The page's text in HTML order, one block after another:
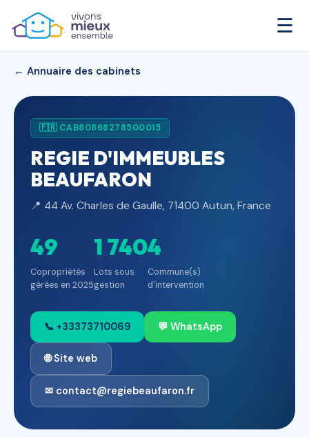
☰
← Annuaire des cabinets
🇫🇷 CAB80868278500015
REGIE D'IMMEUBLES
BEAUFARON
📍 44 Av. Charles de Gaulle, 71400 Autun, France
49
Copropriétés
gérées en 2025
1 740
Lots sous
gestion
4
Commune(s)
d'intervention
📞 +33373710069 💬 WhatsApp
🌐 Site web
✉ contact@regiebeaufaron.fr